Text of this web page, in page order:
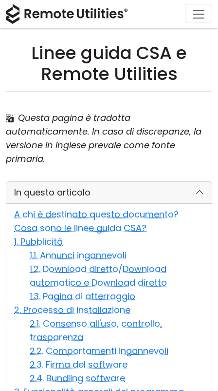
Linee guida CSA e
Remote Utilities
Questa pagina è tradotta
automaticamente. In caso di discrepanze, la
versione in inglese prevale come fonte
primaria.
In questo articolo
A chi è destinato questo documento?
Cosa sono le linee guida CSA?
1. Pubblicità
1.1. Annunci ingannevoli
1.2. Download diretto/Download
automatico e Download diretto
1.3. Pagina di atterraggio
2. Processo di installazione
2.1. Consenso all'uso, controllo,
trasparenza
2.2. Comportamenti ingannevoli
2.3. Firma del software
2.4. Bundling software
Prodotto
Sicurezza
Modalità di connessione
Accesso non presidiato
Supporto Active Directory
Configurazione MSI
Cloud e On-Premise
Soluzioni
Produzione e Vendita al Dettaglio
Tecnologia dell'informazione
Scarica
macOS
Acquista
Assistente Licenza
Supporto
Documentazione
Chi siamo
Sala stampa